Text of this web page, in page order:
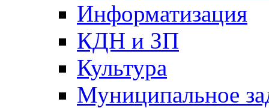
Информатизация
КДН и ЗП
Культура
Муниципальное